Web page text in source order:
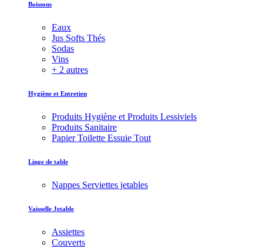
Boissons
Eaux
Jus Softs Thés
Sodas
Vins
+ 2 autres
Hygiène et Entretien
Produits Hygiène et Produits Lessiviels
Produits Sanitaire
Papier Toilette Essuie Tout
Linge de table
Nappes Serviettes jetables
Vaisselle Jetable
Assiettes
Couverts